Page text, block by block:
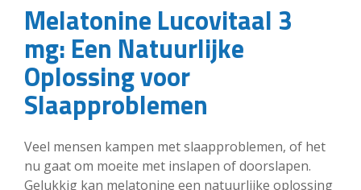
Melatonine Lucovitaal 3
mg: Een Natuurlijke
Oplossing voor
Slaapproblemen
Veel mensen kampen met slaapproblemen, of het
nu gaat om moeite met inslapen of doorslapen.
Gelukkig kan melatonine een natuurlijke oplossing